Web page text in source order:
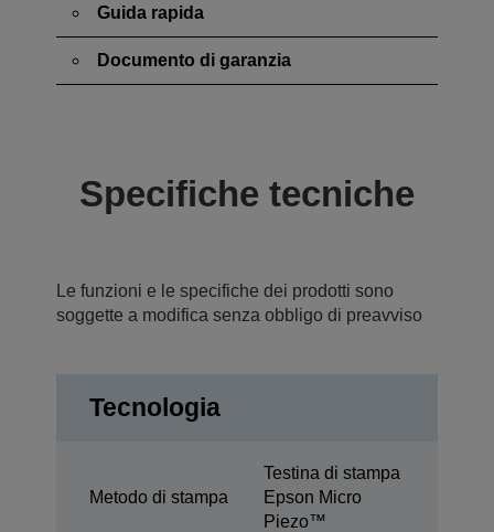
Guida rapida
Documento di garanzia
Specifiche tecniche
Le funzioni e le specifiche dei prodotti sono
soggette a modifica senza obbligo di preavviso
Tecnologia
Metodo di stampa
Testina di stampa
Epson Micro
Piezo™